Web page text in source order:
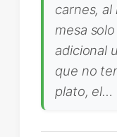
carnes,
mesa
adicional
que no
plato, el…